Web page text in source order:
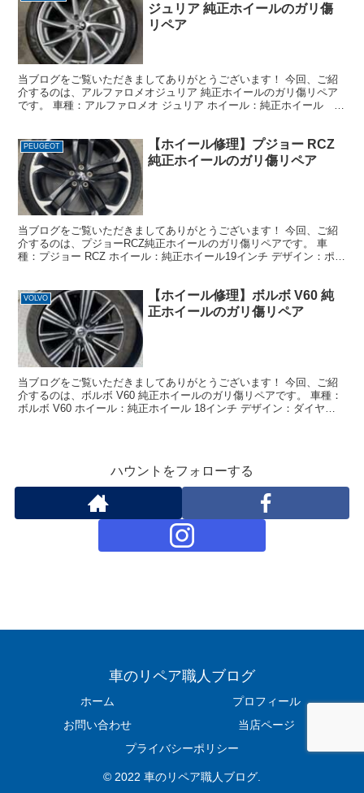
ジュリア 純正ホイールのガリ傷
リペア
当ブログをご覧いただきましてありがとうございます！ 今回、ご紹
介するのは、アルファロメオジュリア 純正ホイールのガリ傷リペア
です。 車種：アルファロメオ ジュリア ホイール：純正ホイール 18
PEUGEOT
【ホイール修理】プジョー RCZ
純正ホイールのガリ傷リペア
当ブログをご覧いただきましてありがとうございます！ 今回、ご紹
介するのは、プジョーRCZ純正ホイールのガリ傷リペアです。 車
種：プジョー RCZ ホイール：純正ホイール19インチ デザイン：ポリ
VOLVO
【ホイール修理】ボルボ V60 純
正ホイールのガリ傷リペア
当ブログをご覧いただきましてありがとうございます！ 今回、ご紹
介するのは、ボルボ V60 純正ホイールのガリ傷リペアです。 車種：
ボルボ V60 ホイール：純正ホイール 18インチ デザイン：ダイヤモ
ハウントをフォローする
車のリペア職人ブログ
ホーム
プロフィール
お問い合わせ
当店ページ
プライバシーポリシー
© 2022 車のリペア職人ブログ.